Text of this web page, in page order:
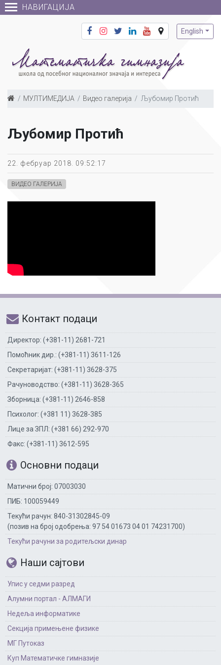
НАВИГАЦИЈА
English
МУЛТИМЕДИЈА Видео галерија Љубомир Протић
Љубомир Протић
22. фебруар 2018. 09:52:17
ВИДЕО ГАЛЕРИЈА
Контакт подаци
Директор: (+381-11) 2681-721
Помоћник дир.: (+381-11) 3611-126
Секретаријат: (+381-11) 3628-375
Рачуноводство: (+381-11) 3628-365
Зборница: (+381-11) 2646-858
Психолог: (+381 11) 3628-385
Лице за ЗПЛ: (+381 66) 292-970
Факс: (+381-11) 3612-595
Основни подаци
Матични број: 07003030
ПИБ: 100059449
Текући рачун: 840-31302845-09
(позив на број одобрења: 97 54 01673 04 01 74231700)
Текући рачуни за родитељски динар
Наши сајтови
Упис у седми разред
Алумни портал - АЛМАГИ
Недеља информатике
Секција примењене физике
МГ Путоказ
Куп Математичке гимназије